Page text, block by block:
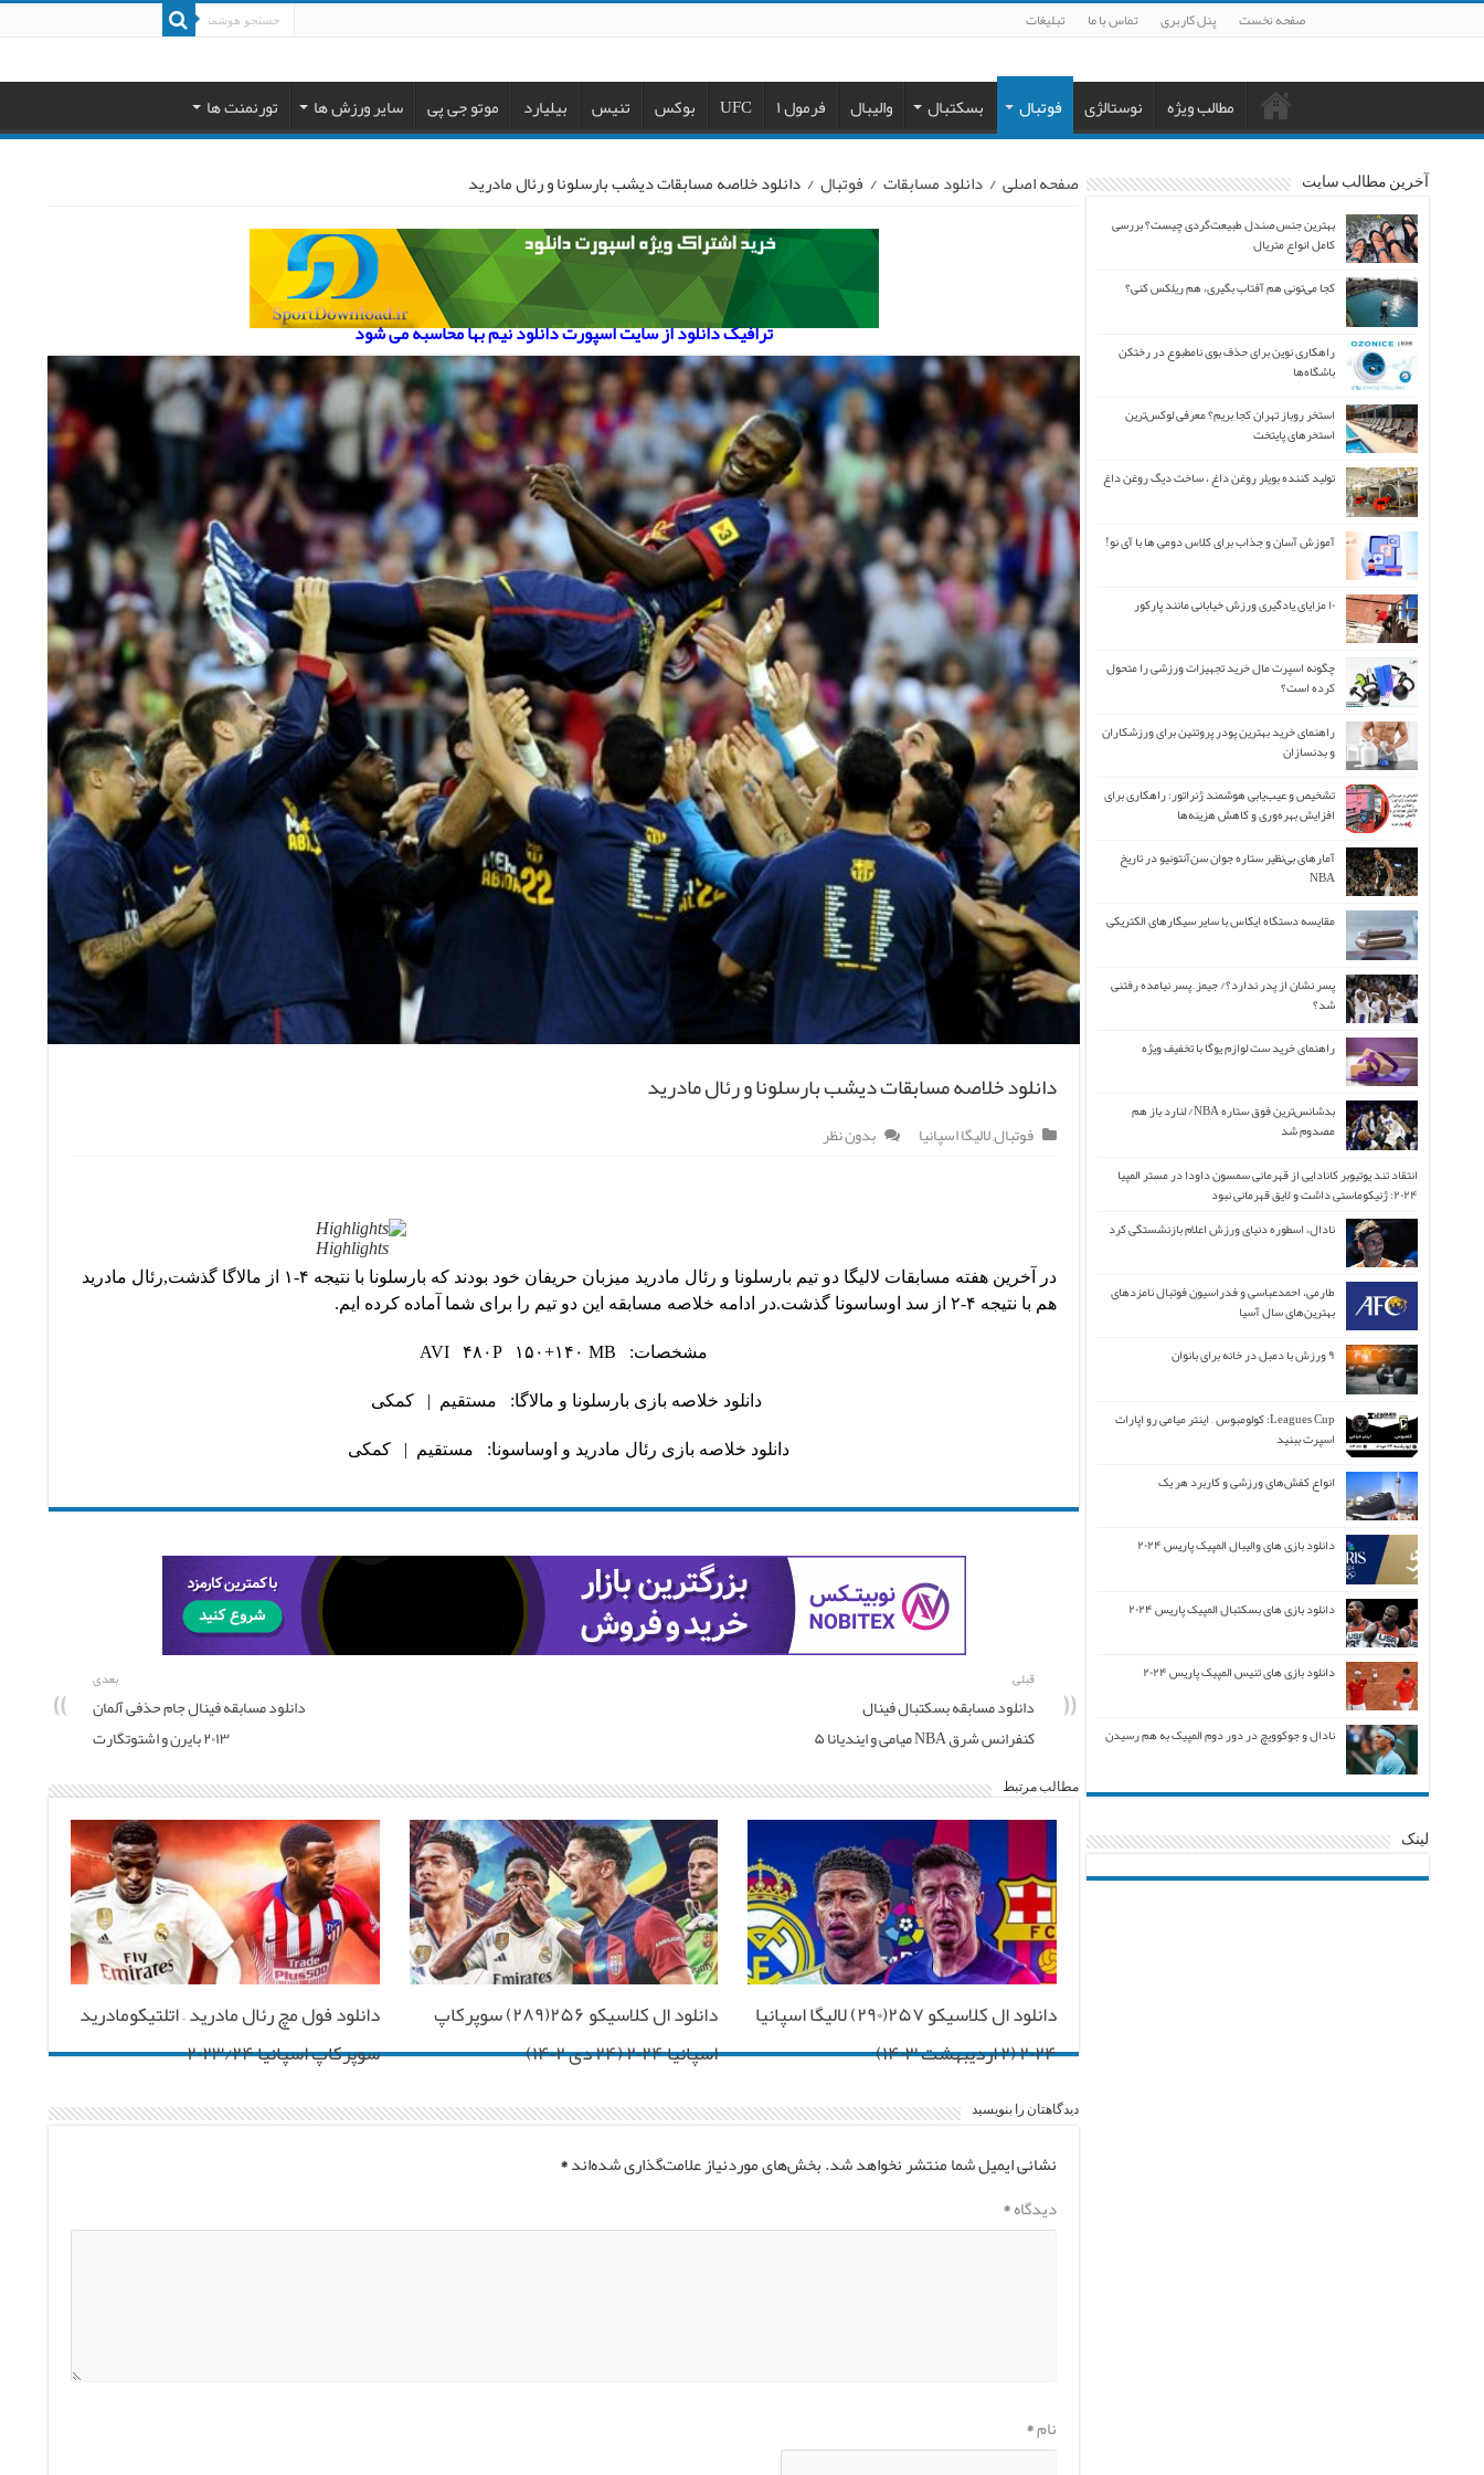
صفحه نخست پنل کاربری تماس با ما تبلیغات
مطالب ویژه نوستالژی فوتبال بسکتبال والیبال فرمول ۱ UFC بوکس تنیس بیلیارد موتو جی پی سایر ورزش ها تورنمنت ها
صفحه اصلی / دانلود مسابقات / فوتبال / دانلود خلاصه مسابقات دیشب بارسلونا و رئال مادرید
ترافیک دانلود از سایت اسپورت دانلود نیم بها محاسبه می شود
دانلود خلاصه مسابقات دیشب بارسلونا و رئال مادرید
فوتبال,لالیگا اسپانیا بدون نظر
Highlights
در آخرین هفته مسابقات لالیگا دو تیم بارسلونا و رئال مادرید میزبان حریفان خود بودند که بارسلونا با نتیجه ۴-۱ از مالاگا گذشت,رئال مادرید
هم با نتیجه ۴-۲ از سد اوساسونا گذشت.در ادامه خلاصه مسابقه این دو تیم را برای شما آماده کرده ایم.
مشخصات: AVI ۴۸۰P ۱۵۰+۱۴۰ MB
دانلود خلاصه بازی بارسلونا و مالاگا: مستقیم |کمکی
دانلود خلاصه بازی رئال مادرید و اوساسونا: مستقیم |کمکی
قبلی
دانلود مسابقه بسکتبال فینال
کنفرانس شرق NBA میامی و ایندیانا ۵
بعدی
دانلود مسابقه فینال جام حذفی آلمان
۲۰۱۳ بایرن و اشتوتگارت
مطالب مرتبط
دانلود ال کلاسیکو ۲۵۷(۲۹۰) لالیگا اسپانیا
۲۰۲۴ (۲ اردیبهشت ۱۴۰۳)
دانلود ال کلاسیکو ۲۵۶(۲۸۹) سوپرکاپ
اسپانیا ۲۰۲۴ (۲۴ دی ۱۴۰۲)
دانلود فول مچ رئال مادرید – اتلتیکومادرید
سوپرکاپ اسپانیا ۲۰۲۳/۲۴
دیدگاهتان را بنویسید
نشانی ایمیل شما منتشر نخواهد شد.بخش‌های موردنیاز علامت‌گذاری شده‌اند*
دیدگاه*
نام*
آخرین مطالب سایت
بهترین جنس صندل طبیعت‌گردی چیست؟ بررسی
کامل انواع متریال
کجا می‌تونی هم آفتاب بگیری، هم ریلکس کنی؟
راهکاری نوین برای حذف بوی نامطبوع در رختکن
باشگاه‌ها
استخر روباز تهران کجا بریم؟ معرفی لوکس‌ترین
استخرهای پایتخت
تولید کننده بویلر روغن داغ ، ساخت دیگ روغن داغ
آموزش آسان و جذاب برای کلاس دومی ها با آی نو!
۱۰ مزایای یادگیری ورزش خیابانی مانند پارکور
چگونه اسپرت مال خرید تجهیزات ورزشی را متحول
کرده است؟
راهنمای خرید بهترین پودر پروتئین برای ورزشکاران
و بدنسازان
تشخیص و عیب‌یابی هوشمند ژنراتور: راهکاری برای
افزایش بهره‌وری و کاهش هزینه‌ها
آمارهای بی‌نظیر ستاره جوان سن‌آنتونیو در تاریخ
NBA
مقایسه دستگاه ایکاس با سایر سیگارهای الکتریکی
پسر نشان از پدر ندارد؟/ جیمز ِ پسر نیامده رفتنی
شد؟
راهنمای خرید ست لوازم یوگا با تخفیف ویژه
بدشانس‌ترین فوق ستاره NBA/ لنارد باز هم
مصدوم شد
انتقاد تند یوتیوبر کانادایی از قهرمانی سمسون داودا در مستر المپیا
۲۰۲۴: ژنیکوماستی داشت و لایق قهرمانی نبود
نادال، اسطوره دنیای ورزش اعلام بازنشستگی کرد
طارمی، احمدعباسی و فدراسیون فوتبال نامزدهای
بهترین‌های سال آسیا
۹ ورزش با دمبل در خانه برای بانوان
Leagues Cup: کولومبوس – اینتر میامی رو اپارات
اسپرت ببنید
انواع کفش‌های ورزشی و کاربرد هر یک
دانلود بازی های والیبال المپیک پاریس ۲۰۲۴
دانلود بازی های بسکتبال المپیک پاریس ۲۰۲۴
دانلود بازی های تنیس المپیک پاریس ۲۰۲۴
نادال و جوکوویچ در دور دوم المپیک به هم رسیدن
لینک